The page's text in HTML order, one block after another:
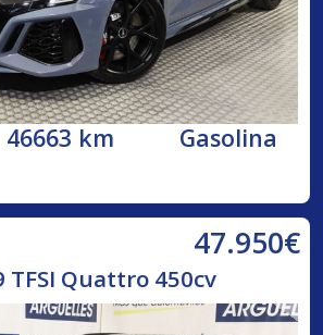
46663 km Gasolina
47.950€
TFSI Quattro 450cv